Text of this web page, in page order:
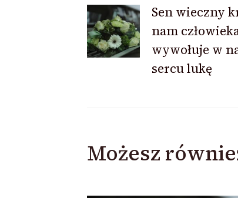
wpisu
Sen wieczny
nam
wywołuje w
sercu lukę
Możesz